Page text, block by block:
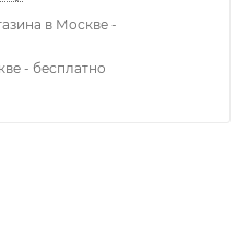
в Москве -
- бесплатно